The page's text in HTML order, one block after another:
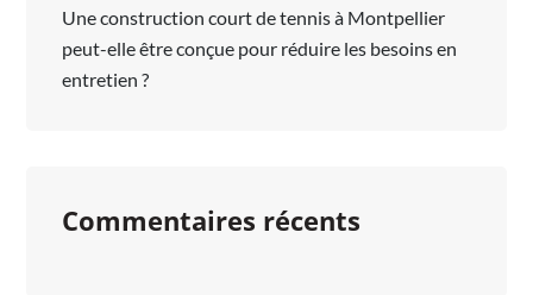
Une construction court de tennis à Montpellier
peut-elle être conçue pour réduire les besoins en
entretien ?
Commentaires récents